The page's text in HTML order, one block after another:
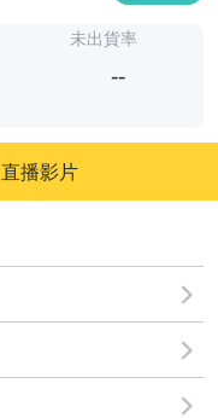
未出貨率
--
直播影片